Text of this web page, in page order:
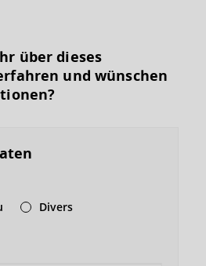
über dieses
und wünschen
Divers